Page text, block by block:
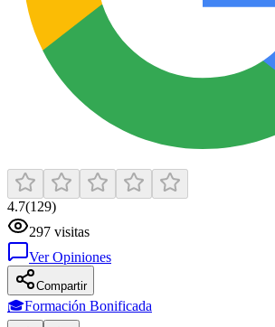
4.7(129)
297 visitas
Ver Opiniones
Compartir
🎓Formación Bonificada